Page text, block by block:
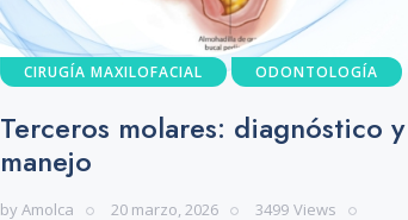
CIRUGÍA MAXILOFACIAL ODONTOLOGÍA
Terceros molares: diagnóstico y
manejo
byAmolca 20 marzo, 2026 3499 Views